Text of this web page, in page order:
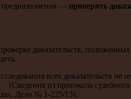
— проверять
доказательств,
всех доказательств
из протокола
Дело № 1-225/13).